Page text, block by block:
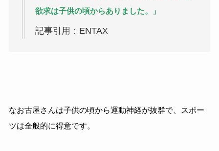
欲求は子供の頃からありました。」
記事引用：ENTAX
なお古屋さんは子供の頃から運動神経が抜群で、スポー
ツは全般的に得意です。